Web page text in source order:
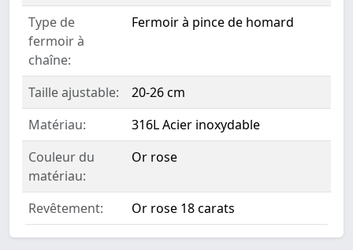
Type de
fermoir à
chaîne:
Fermoir à pince de homard
Taille ajustable:
20-26 cm
Matériau:
316L Acier inoxydable
Couleur du
matériau:
Or rose
Revêtement: Or rose 18 carats